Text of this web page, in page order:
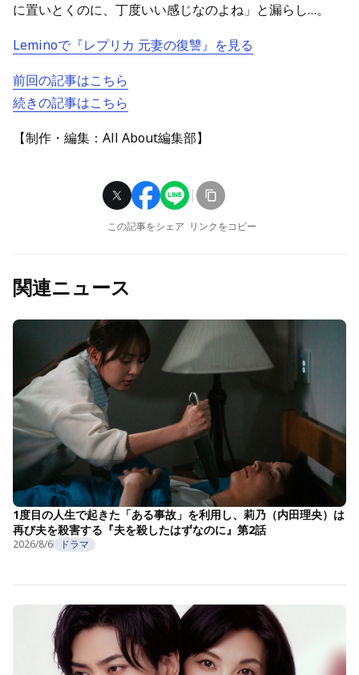
に置いとくのに、丁度いい感じなのよね」と漏らし…。
Leminoで『レプリカ 元妻の復讐』を見る
前回の記事はこちら
続きの記事はこちら
【制作・編集：All About編集部】
この記事をシェア リンクをコピー
関連ニュース
1度目の人生で起きた「ある事故」を利用し、莉乃（内田理央）は
再び夫を殺害する『夫を殺したはずなのに』第2話
2026/8/6 ドラマ